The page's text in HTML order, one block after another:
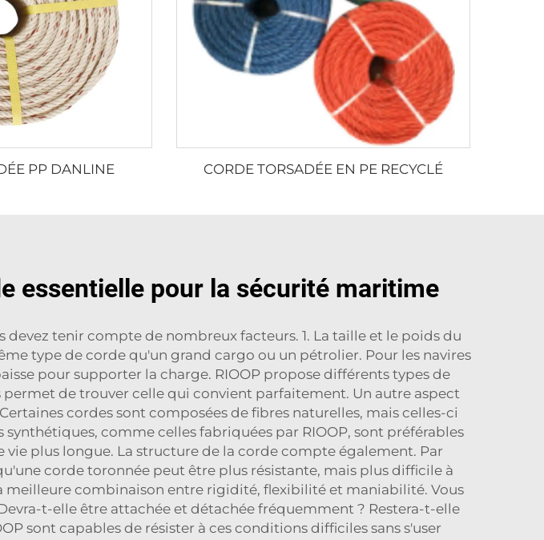
PP DANLINE CORDE TORSADÉE EN PE RECYCLÉ
essentielle pour la sécurité maritime
tenir compte de nombreux facteurs. 1. La taille et le poids du
type de corde qu'un grand cargo ou un pétrolier. Pour les navires
pour supporter la charge. RIOOP propose différents types de
de trouver celle qui convient parfaitement. Un autre aspect
cordes sont composées de fibres naturelles, mais celles-ci
comme celles fabriquées par RIOOP, sont préférables
plus longue. La structure de la corde compte également. Par
corde toronnée peut être plus résistante, mais plus difficile à
meilleure combinaison entre rigidité, flexibilité et maniabilité. Vous
t-elle être attachée et détachée fréquemment ? Restera-t-elle
sont capables de résister à ces conditions difficiles sans s'user